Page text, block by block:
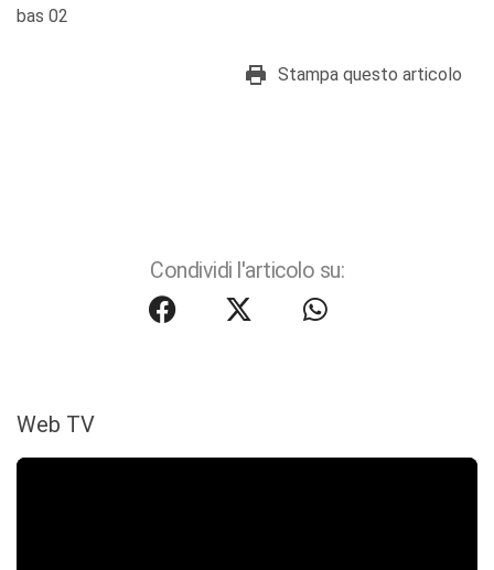
bas 02
Stampa questo articolo
Condividi l'articolo su:
Web TV